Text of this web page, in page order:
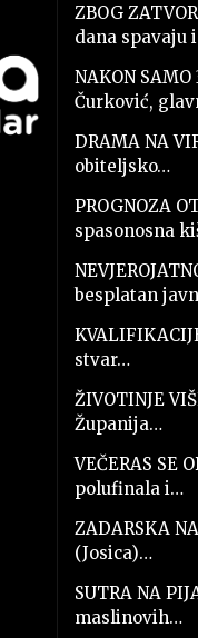
ZBOG
dana spavaju
NAKON
Čurković,
DRAMA NA
obiteljsko…
PROGNOZA
spasonosna
besplatan
stvar…
ŽIVOTINJE
Županija…
VEČERAS SE
polufinala i…
ZADARSKA
(Josica)…
SUTRA NA
maslinovih…